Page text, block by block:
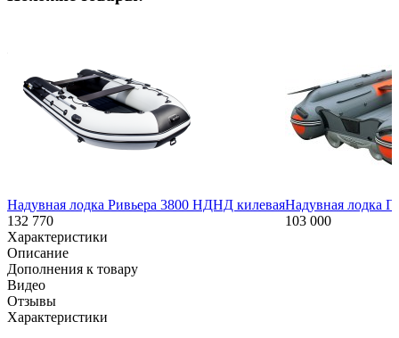
Надувная лодка Ривьера 3800 НДНД килевая
132 770
Надувная лодка
103 000
Характеристики
Описание
Дополнения к товару
Видео
Отзывы
Характеристики